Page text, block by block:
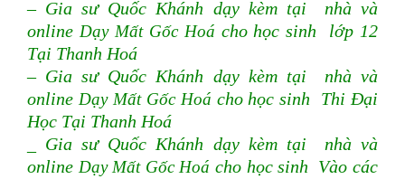
– Gia sư Quốc Khánh dạy kèm tại nhà và
online Dạy Mất Gốc Hoá cho học sinh lớp 12
Tại Thanh Hoá
– Gia sư Quốc Khánh dạy kèm tại nhà và
online Dạy Mất Gốc Hoá cho học sinh Thi Đại
Học Tại Thanh Hoá
_ Gia sư Quốc Khánh dạy kèm tại nhà và
online Dạy Mất Gốc Hoácho học sinh Vào các